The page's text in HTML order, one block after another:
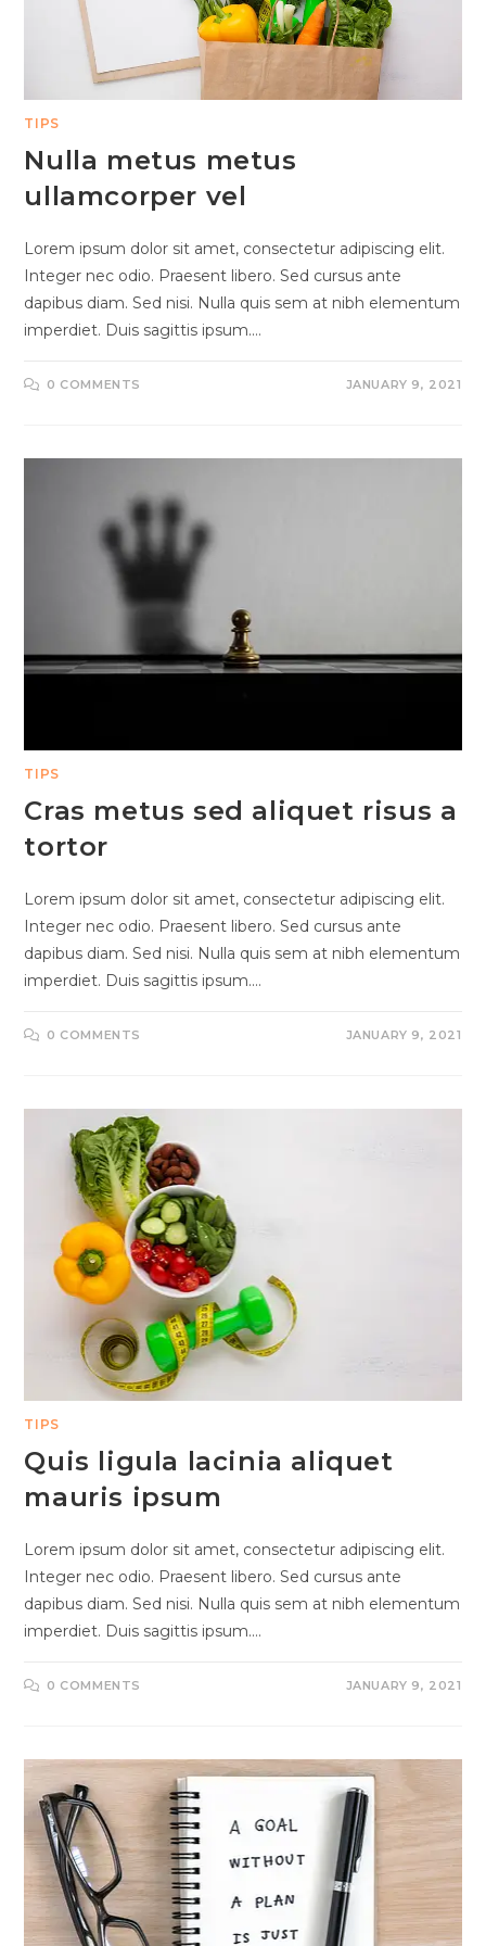
TIPS
Nulla metus metus
ullamcorper vel
Lorem ipsum dolor sit amet, consectetur adipiscing elit.
Integer nec odio. Praesent libero. Sed cursus ante
dapibus diam. Sed nisi. Nulla quis sem at nibh elementum
imperdiet. Duis sagittis ipsum.…
0 COMMENTS JANUARY 9, 2021
TIPS
Cras metus sed aliquet risus a
tortor
Lorem ipsum dolor sit amet, consectetur adipiscing elit.
Integer nec odio. Praesent libero. Sed cursus ante
dapibus diam. Sed nisi. Nulla quis sem at nibh elementum
imperdiet. Duis sagittis ipsum.…
0 COMMENTS JANUARY 9, 2021
TIPS
Quis ligula lacinia aliquet
mauris ipsum
Lorem ipsum dolor sit amet, consectetur adipiscing elit.
Integer nec odio. Praesent libero. Sed cursus ante
dapibus diam. Sed nisi. Nulla quis sem at nibh elementum
imperdiet. Duis sagittis ipsum.…
0 COMMENTS JANUARY 9, 2021